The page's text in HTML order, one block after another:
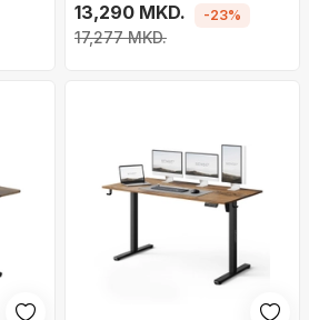
e zezë
13,290 MKD.
17,277 MKD.
-23%